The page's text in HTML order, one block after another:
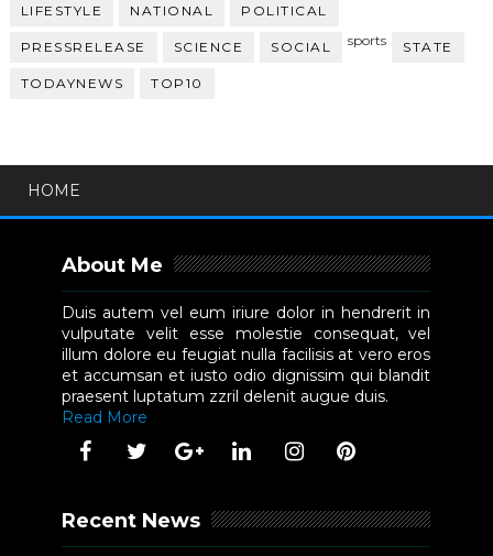
LIFESTYLE NATIONAL POLITICAL
PRESSRELEASE SCIENCE SOCIAL sports STATE
TODAYNEWS TOP10
HOME
About Me
Duis autem vel eum iriure dolor in hendrerit in
vulputate velit esse molestie consequat, vel
illum dolore eu feugiat nulla facilisis at vero eros
et accumsan et iusto odio dignissim qui blandit
praesent luptatum zzril delenit augue duis.
Read More
Recent News